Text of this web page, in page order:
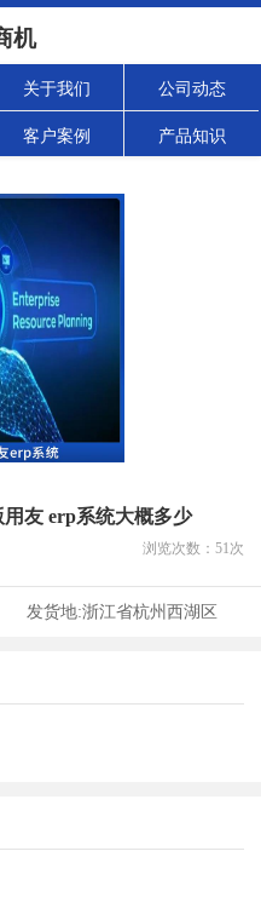
机
关于我们 公司动态
客户案例 产品知识
友 erp系统大概多少
浏览次数： 51次
发货地:浙江省杭州西湖区